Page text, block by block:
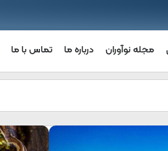
مجله نوآوران درباره ما تماس با ما